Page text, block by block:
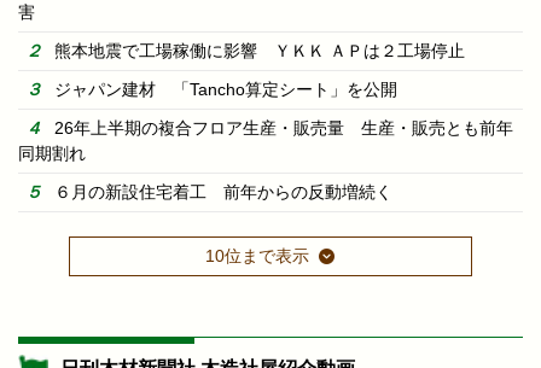
害
熊本地震で工場稼働に影響 ＹＫＫ ＡＰは２工場停止
ジャパン建材 「Tancho算定シート」を公開
26年上半期の複合フロア生産・販売量 生産・販売とも前年
同期割れ
６月の新設住宅着工 前年からの反動増続く
10位まで表示